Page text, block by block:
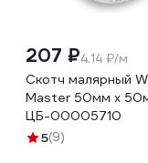
207 ₽4.14 ₽/м
Скотч малярный
Master 50мм х
ЦБ-00005710
5(9)